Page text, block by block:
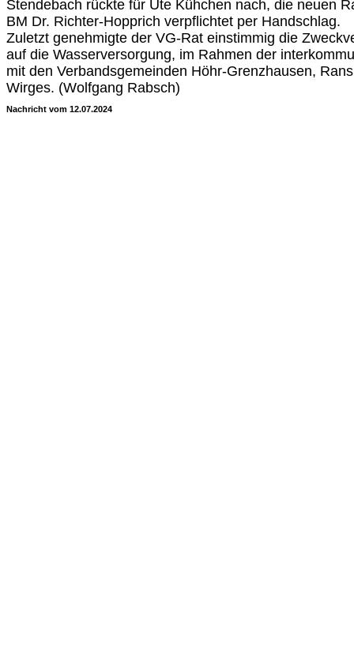
Stendebach rückte für Ute Kühchen nach, die neuen
BM Dr. Richter-Hopprich verpflichtet per Handschlag.
Zuletzt genehmigte der VG-Rat einstimmig die
auf die Wasserversorgung, im Rahmen der
mit den Verbandsgemeinden Höhr-Grenzhausen,
Wirges. (Wolfgang Rabsch)
Nachricht vom 12.07.2024